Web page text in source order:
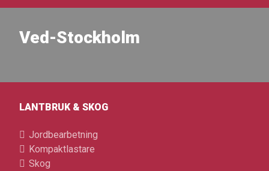
Ved-Stockholm
LANTBRUK & SKOG
Jordbearbetning
Kompaktlastare
Skog